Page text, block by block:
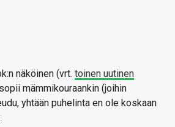
näköinen (vrt. toinen uutinen
mämmikouraankin (joihin
yhtään puhelinta en ole koskaan